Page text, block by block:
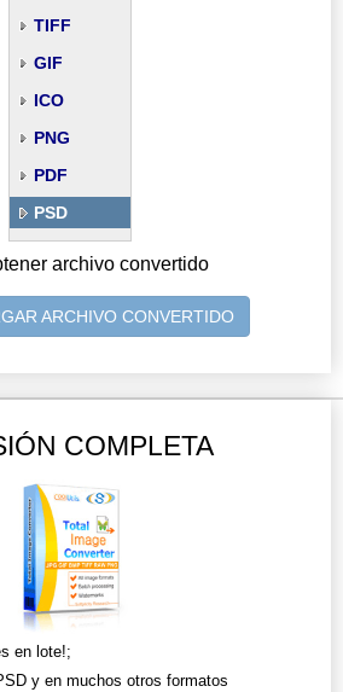
TIFF
GIF
ICO
PNG
PDF
PSD
archivo convertido
ARCHIVO CONVERTIDO
COMPLETA
en lote!;
y en muchos otros formatos